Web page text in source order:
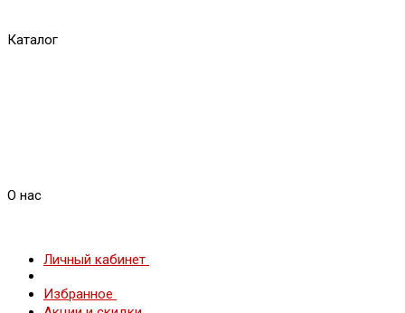
Каталог
О нас
Личный кабинет
Избранное